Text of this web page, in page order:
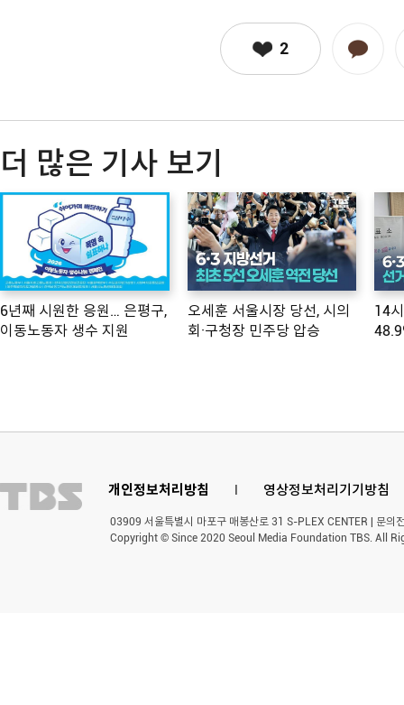
2
더 많은 기사 보기
6년째 시원한 응원… 은평구,
이동노동자 생수 지원
오세훈 서울시장 당선, 시의
회·구청장 민주당 압승
14
개인정보처리방침 l 영상정보처리기기방침
03909 서울특별시 마포구 매봉산로 31 S-PLEX CENTER | 문
Copyright © Since 2020 Seoul Media Foundation TBS. All